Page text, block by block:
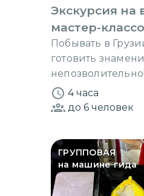
Экскурсия на
мастер-
обедом
Побывать в
готовить
непозволительно!
4 часа
до 6 человек
ГРУППОВАЯ
на машине гида